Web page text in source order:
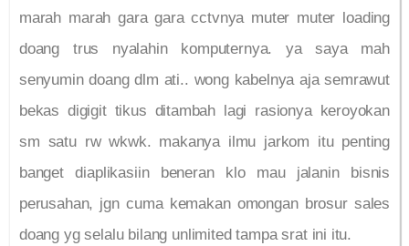
marah marah gara gara cctvnya muter muter loading
doang trus nyalahin komputernya. ya saya mah
senyumin doang dlm ati.. wong kabelnya aja semrawut
bekas digigit tikus ditambah lagi rasionya keroyokan
sm satu rw wkwk. makanya ilmu jarkom itu penting
banget diaplikasiin beneran klo mau jalanin bisnis
perusahan, jgn cuma kemakan omongan brosur sales
doang yg selalu bilang unlimited tampa srat ini itu.